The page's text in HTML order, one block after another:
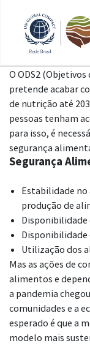
O ODS2
pretende acabar
de nutrição até
pessoas tenham
para isso, é
segurança
Segurança
Estabilidade no
produção de
Utilização dos
Mas as ações de
alimentos e
a pandemia
comunidades e a
esperado é que a
modelo mais